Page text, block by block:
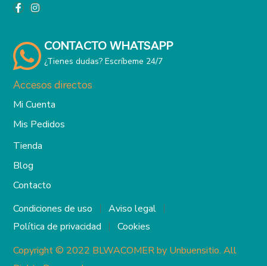
CONTACTO WHATSAPP
¿Tienes dudas? Escríbeme 24/7
Accesos directos
Mi Cuenta
Mis Pedidos
Tienda
Blog
Contacto
Condiciones de uso
Aviso legal
Política de privacidad
Cookies
Copyright © 2022 BLWACOMER by Unbuensitio. All